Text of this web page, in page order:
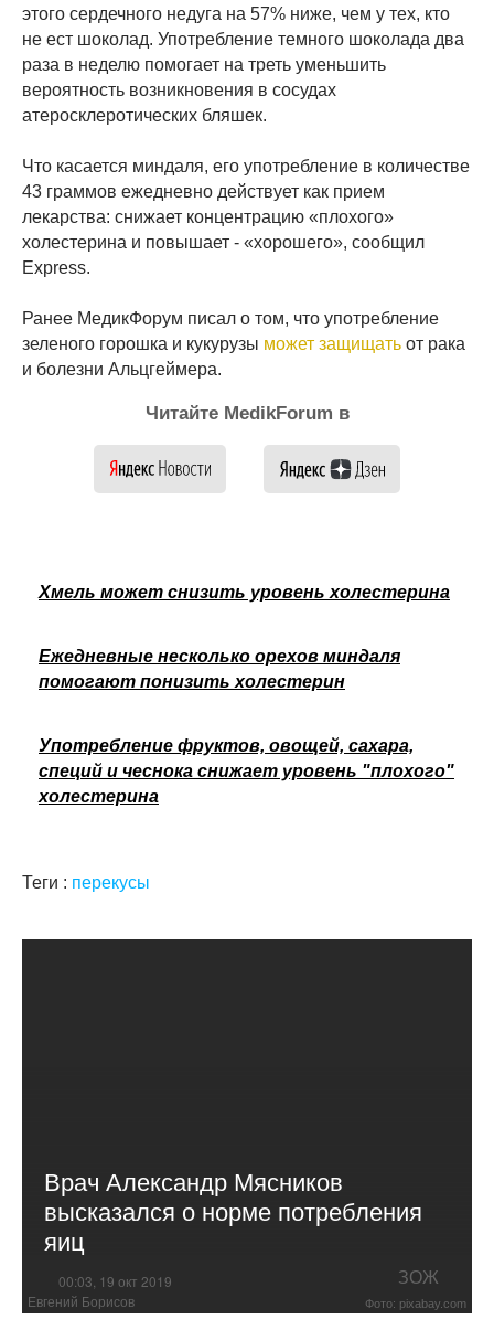
этого сердечного недуга на 57% ниже, чем у тех, кто
не ест шоколад. Употребление темного шоколада два
раза в неделю помогает на треть уменьшить
вероятность возникновения в сосудах
атеросклеротических бляшек.
Что касается миндаля, его употребление в количестве
43 граммов ежедневно действует как прием
лекарства: снижает концентрацию «плохого»
холестерина и повышает - «хорошего», сообщил
Express.
Ранее МедикФорум писал о том, что употребление
зеленого горошка и кукурузы может защищать от рака
и болезни Альцгеймера.
Читайте MedikForum в
Хмель может снизить уровень холестерина
Ежедневные несколько орехов миндаля
помогают понизить холестерин
Употребление фруктов, овощей, сахара,
специй и чеснока снижает уровень "плохого"
холестерина
Теги : перекусы
Врач Александр Мясников
высказался о норме потребления
яиц
00:03, 19 окт 2019 ЗОЖ
Евгений Борисов Фото: pixabay.com